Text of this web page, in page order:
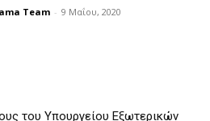
Team - 9 Μαΐου, 2020
του Υπουργείου Εξωτερικών